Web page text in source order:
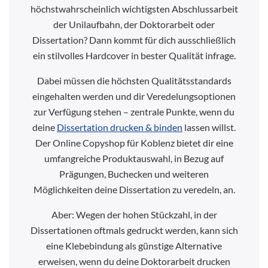
höchstwahrscheinlich wichtigsten Abschlussarbeit
der Unilaufbahn, der Doktorarbeit oder
Dissertation? Dann kommt für dich ausschließlich
ein stilvolles Hardcover in bester Qualität infrage.
Dabei müssen die höchsten Qualitätsstandards
eingehalten werden und dir Veredelungsoptionen
zur Verfügung stehen – zentrale Punkte, wenn du
deine Dissertation drucken & binden lassen willst.
Der Online Copyshop für Koblenz bietet dir eine
umfangreiche Produktauswahl, in Bezug auf
Prägungen, Buchecken und weiteren
Möglichkeiten deine Dissertation zu veredeln, an.
Aber: Wegen der hohen Stückzahl, in der
Dissertationen oftmals gedruckt werden, kann sich
eine Klebebindung als günstige Alternative
erweisen, wenn du deine Doktorarbeit drucken